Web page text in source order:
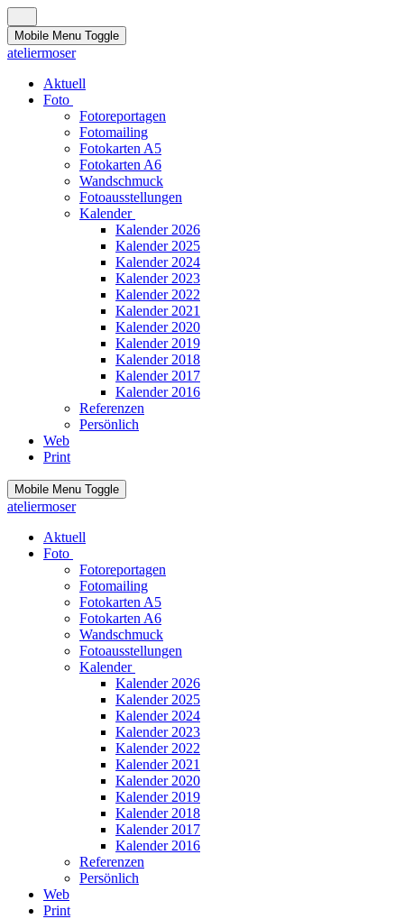
Mobile Menu Toggle
ateliermoser
Aktuell
Foto
Fotoreportagen
Fotomailing
Fotokarten A5
Fotokarten A6
Wandschmuck
Fotoausstellungen
Kalender
Kalender 2026
Kalender 2025
Kalender 2024
Kalender 2023
Kalender 2022
Kalender 2021
Kalender 2020
Kalender 2019
Kalender 2018
Kalender 2017
Kalender 2016
Referenzen
Persönlich
Web
Print
Mobile Menu Toggle
ateliermoser
Aktuell
Foto
Fotoreportagen
Fotomailing
Fotokarten A5
Fotokarten A6
Wandschmuck
Fotoausstellungen
Kalender
Kalender 2026
Kalender 2025
Kalender 2024
Kalender 2023
Kalender 2022
Kalender 2021
Kalender 2020
Kalender 2019
Kalender 2018
Kalender 2017
Kalender 2016
Referenzen
Persönlich
Web
Print